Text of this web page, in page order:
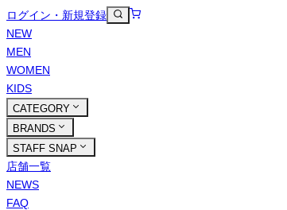
ログイン・新規登録
NEW
MEN
WOMEN
KIDS
CATEGORY
BRANDS
STAFF SNAP
店舗一覧
NEWS
FAQ